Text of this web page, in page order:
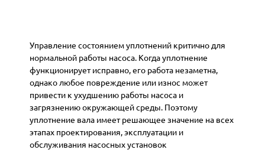
Управление состоянием уплотнений критично для
нормальной работы насоса. Когда уплотнение
функционирует исправно, его работа незаметна,
однако любое повреждение или износ может
привести к ухудшению работы насоса и
загрязнению окружающей среды. Поэтому
уплотнение вала имеет решающее значение на всех
этапах проектирования, эксплуатации и
обслуживания насосных установок